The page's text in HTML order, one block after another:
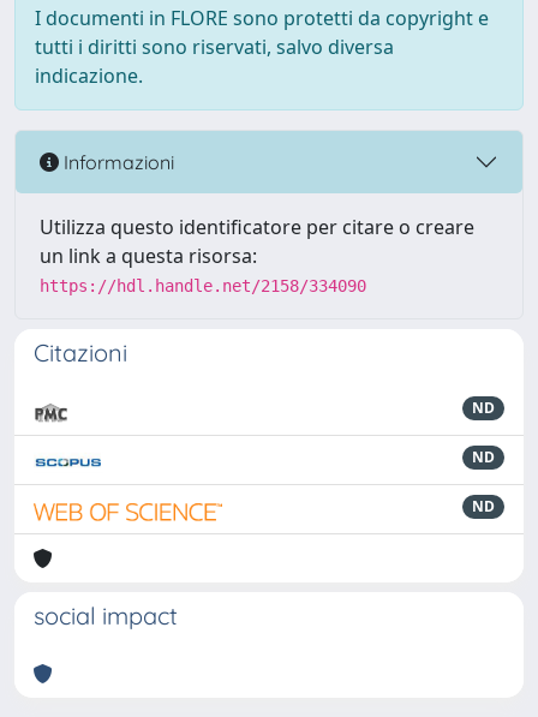
I documenti in FLORE sono protetti da copyright e
tutti i diritti sono riservati, salvo diversa
indicazione.
Informazioni
Utilizza questo identificatore per citare o creare
un link a questa risorsa:
https://hdl.handle.net/2158/334090
Citazioni
ND
ND
ND
social impact